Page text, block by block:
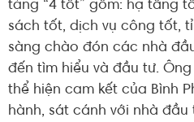
tảng “4 tốt” gồm: hạ tầng
sách tốt, dịch vụ công tốt,
sàng chào đón các nhà
đến tìm hiểu và đầu tư.
thể hiện cam kết của Bình
hành, sát cánh với nhà đầu